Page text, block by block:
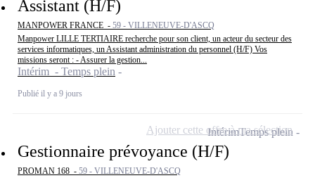
Assistant (H/F)
MANPOWER FRANCE - 59 - VILLENEUVE-D'ASCQ
Manpower LILLE TERTIAIRE recherche pour son client, un acteur du secteur des
services informatiques, un Assistant administration du personnel (H/F) Vos
missions seront : - Assurer la gestion...
Intérim - Temps plein
Publié il y a 9 jours
Gestionnaire prévoyance (H/F)
PROMAN 168 - 59 - VILLENEUVE-D'ASCQ
IntérimTemps plein
Ajouter cette offre à ma sélection